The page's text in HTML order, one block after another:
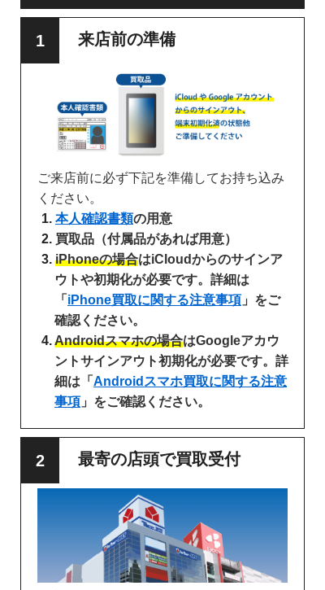
来店前の準備
ご来店前に必ず下記を準備してお持ち込み
ください。
本人確認書類の用意
買取品（付属品があれば用意）
iPhoneの場合はiCloudからのサインア
ウトや初期化が必要です。詳細は
「 iPhone買取に関する注意事項 」をご
確認ください。
Androidスマホの場合はGoogleアカウ
ントサインアウト初期化が必要です。詳
細は「 Androidスマホ買取に関する注意
事項 」をご確認ください。
最寄の店頭で買取受付